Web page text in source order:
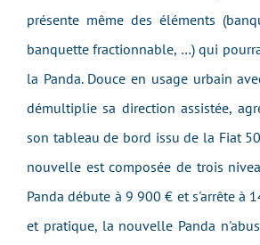
présente même des éléments
banquette fractionnable, …) qui
la Panda. Douce en usage urbain
démultiplie sa direction assistée,
son tableau de bord issu de la Fiat
nouvelle est composée de trois
Panda débute à 9 900 € et s'arrête à
et pratique, la nouvelle Panda